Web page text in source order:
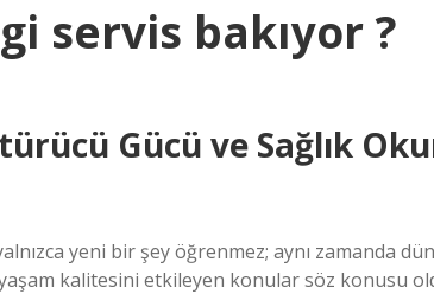
servis bakıyor ?
Gücü ve Sağlık
yeni bir şey öğrenmez; aynı zamanda
kalitesini etkileyen konular söz konusu